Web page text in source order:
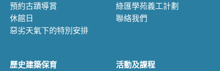
預約古蹟導賞
休館日
惡劣天氣下的特別安排
綠匯學苑義工計劃
聯絡我們
歷史建築保育
活動及課程